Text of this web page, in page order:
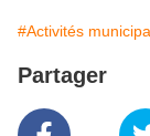
#Activités
Partager